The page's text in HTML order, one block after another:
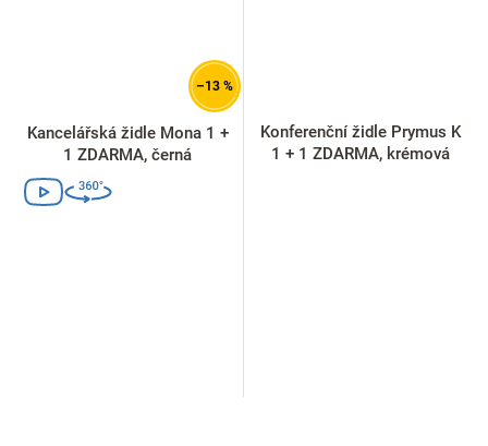
–13 %
Kancelářská židle Mona 1 +
1 ZDARMA, černá
Konferenční židle Prymus K
1 + 1 ZDARMA, krémová